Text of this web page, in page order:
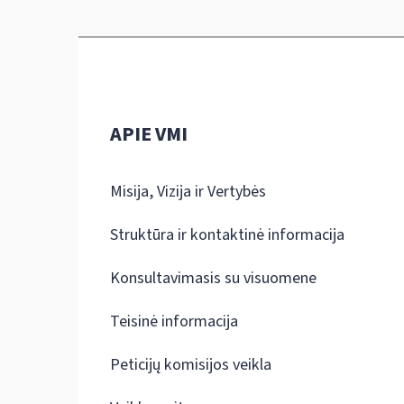
APIE VMI
Misija, Vizija ir Vertybės
Struktūra ir kontaktinė informacija
Konsultavimasis su visuomene
Teisinė informacija
Peticijų komisijos veikla